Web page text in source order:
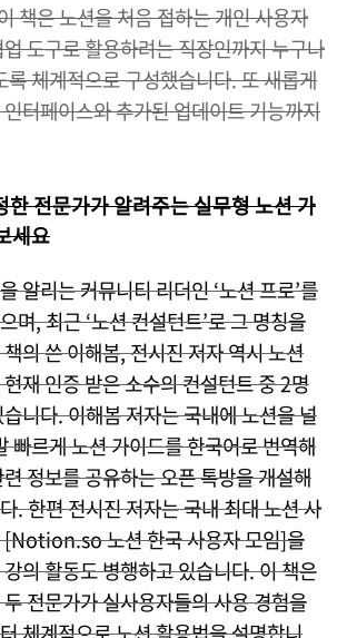
책은 노션을 처음 접하는 개인 사용자
도구로 활용하려는 직장인까지 누구나
록 체계적으로 구성했습니다. 또 새롭게
터페이스와 추가된 업데이트 기능까지
한 전문가가 알려주는 실무형 노션 가
세요
알리는 커뮤니티 리더인 ‘노션 프로’를
며, 최근 ‘노션 컨설턴트’로 그 명칭을
의 쓴 이해봄, 전시진 저자 역시 노션
재 인증 받은 소수의 컨설턴트 중 2명
니다. 이해봄 저자는 국내에 노션을 널
빠르게 노션 가이드를 한국어로 번역해
정보를 공유하는 오픈 톡방을 개설해
. 한편 전시진 저자는 국내 최대 노션 사
[Notion.so 노션 한국 사용자 모임]을
의 활동도 병행하고 있습니다. 이 책은
전문가가 실사용자들의 사용 경험을